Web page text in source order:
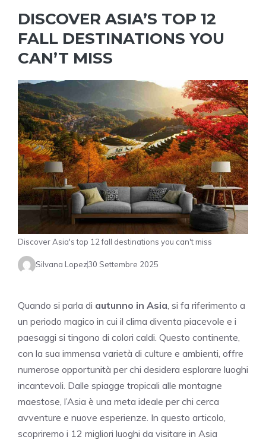
DISCOVER ASIA’S TOP 12
FALL DESTINATIONS YOU
CAN’T MISS
Discover Asia's top 12 fall destinations you can't miss
Silvana Lopez30 Settembre 2025
Quando si parla di autunno in Asia , si fa riferimento a
un periodo magico in cui il clima diventa piacevole e i
paesaggi si tingono di colori caldi. Questo continente,
con la sua immensa varietà di culture e ambienti, offre
numerose opportunità per chi desidera esplorare luoghi
incantevoli. Dalle spiagge tropicali alle montagne
maestose, l’Asia è una meta ideale per chi cerca
avventure e nuove esperienze. In questo articolo,
scopriremo i 12 migliori luoghi da visitare in Asia